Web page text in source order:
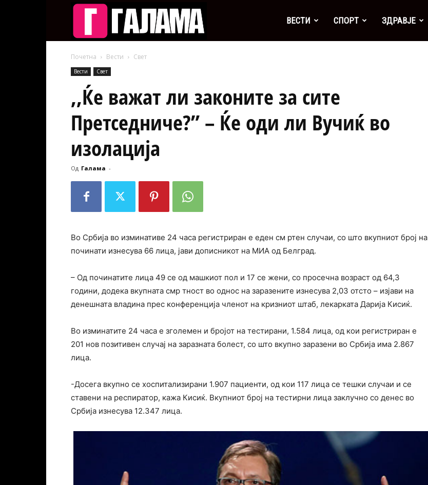
ВЕСТИ СПОРТ ЗДРАВЈЕ
Почетна Вести Свет
Вести Свет
,,Ќе важат ли законите за сите
Претседниче?” – Ќе оди ли Вучиќ во
изолација
Од Галама -
Во Србија во изминативе 24 часа регистриран е еден см ртен случаи, со што вкупниот број на
починати изнесува 66 лица, јави дописникот на МИА од Белград.
– Од починатите лица 49 се од машкиот пол и 17 се жени, со просечна возраст од 64,3
години, додека вкупната смр тност во однос на заразените изнесува 2,03 отсто – изјави на
денешната владина прес конференција членот на кризниот штаб, лекарката Дарија Кисиќ.
Во изминатите 24 часа е зголемен и бројот на тестирани, 1.584 лица, од кои регистриран е
201 нов позитивен случај на заразната болест, со што вкупно заразени во Србија има 2.867
лица.
-Досега вкупно се хоспитализирани 1.907 пациенти, од кои 117 лица се тешки случаи и се
ставени на респиратор, кажа Кисиќ. Вкупниот број на тестирни лица заклучно со денес во
Србија изнесува 12.347 лица.